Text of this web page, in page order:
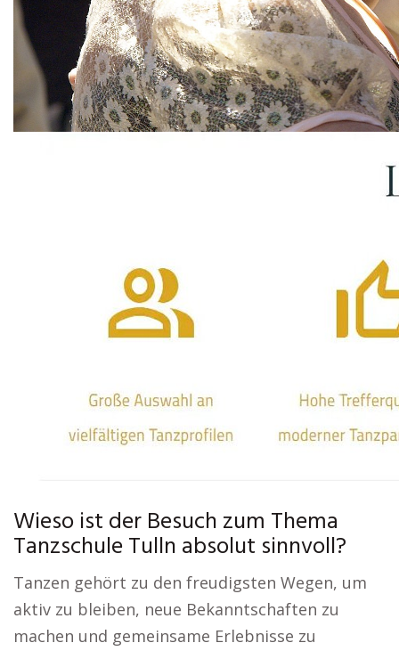
Wieso ist der Besuch zum Thema
Tanzschule Tulln absolut sinnvoll?
Tanzen gehört zu den freudigsten Wegen, um
aktiv zu bleiben, neue Bekanntschaften zu
machen und gemeinsame Erlebnisse zu